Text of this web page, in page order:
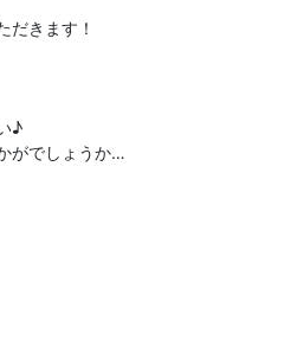
だきます！
♪
がでしょうか…